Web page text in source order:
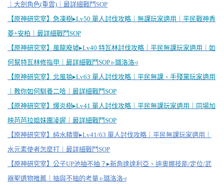
｜大劍角色(重雲)｜最詳細戰鬥SOP
【原神研究室】急凍樹▸Lv50 單人討伐攻略｜無課玩家適用｜平民戰神香
菱+安柏｜最詳細戰鬥SOP
【原神研究室】風龍廢墟▸Lv40 特瓦林討伐攻略｜平民無課玩家適用｜如
何幫特瓦林修指甲｜最詳細戰鬥SOP ▹璐洛洛◃
【原神研究室】北風狼▸Lv63 單人討伐攻略｜平民無課、手殘黨玩家適用
｜教你如何馴養二哈｜最詳細戰鬥SOP
【原神研究室】爆炎樹▸Lv41 單人討伐攻略｜平民無課玩家適用｜同場加
映芭芭拉姐妹團凌遲｜最詳細戰鬥SOP
【原神研究室】純水精靈▸Lv41/63 單人討伐攻略｜平民無課玩家適用｜
水元素使者怎麼打｜最詳細戰鬥SOP
【原神研究室】公子UP池抽不抽？▸新角達達利亞、迪奧娜技能/定位/武
器聖遺物推薦｜抽與不抽的考量 ▹璐洛洛◃